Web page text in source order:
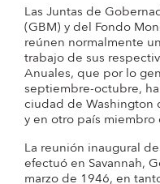
Las Juntas de
(GBM) y del Fondo
reúnen normalmente
trabajo de sus
Anuales, que por lo
septiembre-octubre,
ciudad de Washington
y en otro país miembro
La reunión inaugural
efectuó en Savannah,
marzo de 1946, en